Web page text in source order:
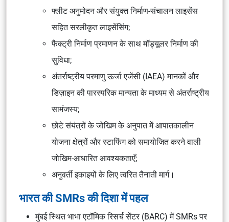
फ्लीट अनुमोदन और संयुक्त निर्माण-संचालन लाइसेंस
सहित सरलीकृत लाइसेंसिंग;
फैक्ट्री निर्माण प्रमाणन के साथ मॉड्यूलर निर्माण की
सुविधा;
अंतर्राष्ट्रीय परमाणु ऊर्जा एजेंसी (IAEA) मानकों और
डिज़ाइन की पारस्परिक मान्यता के माध्यम से अंतर्राष्ट्रीय
सामंजस्य;
छोटे संयंत्रों के जोखिम के अनुपात में आपातकालीन
योजना क्षेत्रों और स्टाफिंग को समायोजित करने वाली
जोखिम-आधारित आवश्यकताएँ;
अनुवर्ती इकाइयों के लिए त्वरित तैनाती मार्ग।
भारत की SMRs की दिशा में पहल
मुंबई स्थित भाभा एटॉमिक रिसर्च सेंटर (BARC) में SMRs पर